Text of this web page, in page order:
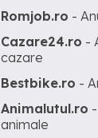
Romjob.ro -
Cazare24.ro -
cazare
Bestbike.ro -
Animalutul.ro
animale